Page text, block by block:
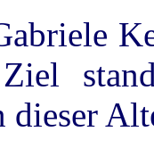
dieser